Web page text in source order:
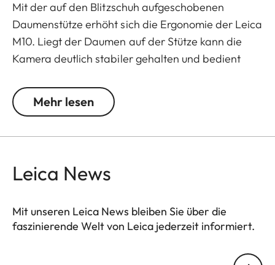
Mit der auf den Blitzschuh aufgeschobenen
Daumenstütze erhöht sich die Ergonomie der Leica
M10. Liegt der Daumen auf der Stütze kann die
Kamera deutlich stabiler gehalten und bedient
Fotografieren mit nur einer Hand eine sichere
Kameraführung und ermöglicht längere
die Leica M10 versehen ist - und bildet so eine
Mehr lesen
Leica News
Mit unseren Leica News bleiben Sie über die
faszinierende Welt von Leica jederzeit informiert.